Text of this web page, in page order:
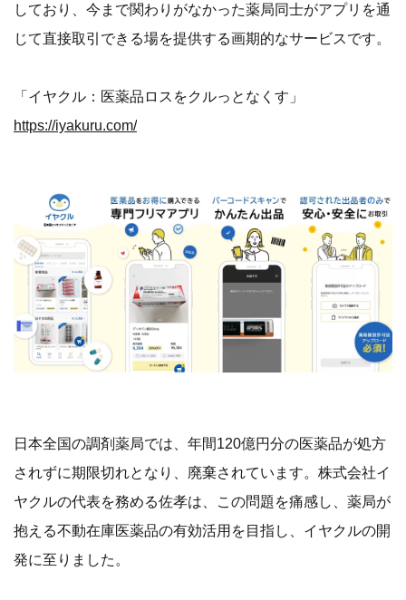
しており、今まで関わりがなかった薬局同士がアプリを通
じて直接取引できる場を提供する画期的なサービスです。
「イヤクル：医薬品ロスをクルっとなくす」
https://iyakuru.com/
日本全国の調剤薬局では、年間120億円分の医薬品が処方
されずに期限切れとなり、廃棄されています。株式会社イ
ヤクルの代表を務める佐孝は、この問題を痛感し、薬局が
抱える不動在庫医薬品の有効活用を目指し、イヤクルの開
発に至りました。